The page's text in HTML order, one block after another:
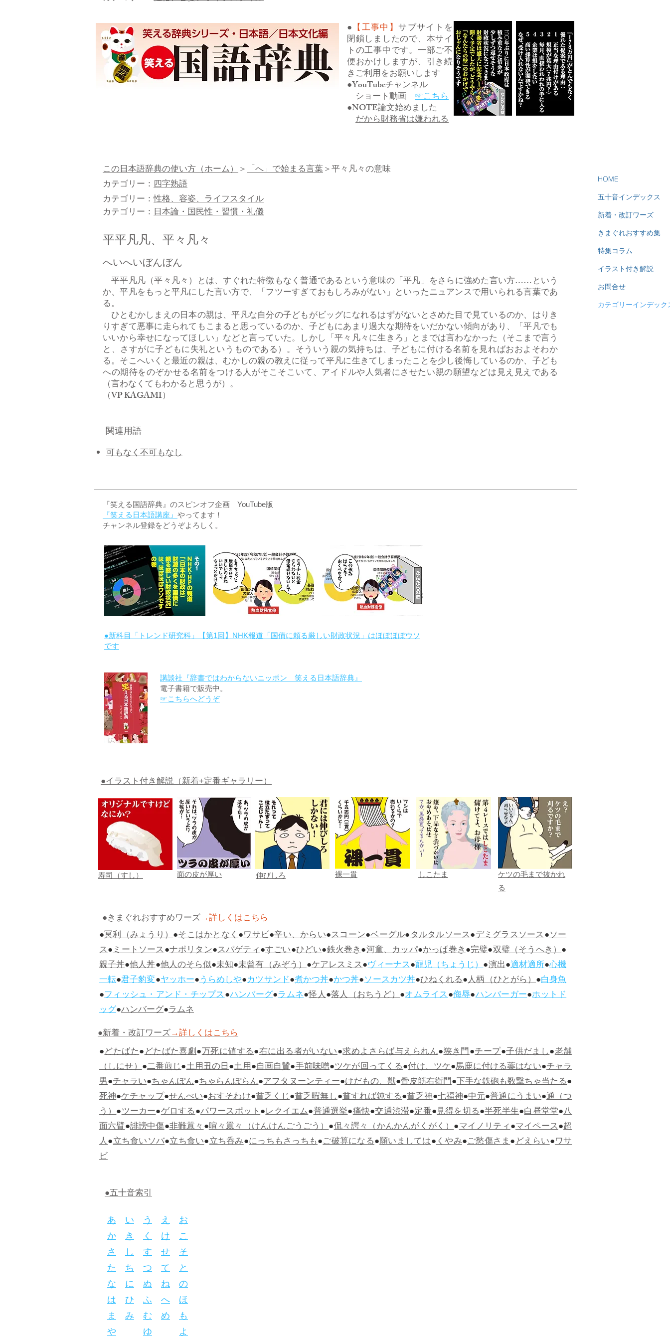
● 【工事中】サブサイトを
閉鎖しましたので、本サイ
トの工事中です。一部ご不
便おかけしますが、引き続
きご利用をお願いします
●YouTubeチャンネル
ショート動画 ☞こちら
●NOTE論文始めました
だから財務省は嫌われる
この日本語辞典の使い方（ホーム）＞「へ」で始まる言葉＞平々凡々の意味​
カテゴリー： 四字熟語
カテゴリー：性格、容姿、ライフスタイル
カテゴリー： 日本論・国民性・習慣・礼儀
平平凡凡、平々凡々
へいへいぼんぼん
平平凡凡（平々凡々）とは、すぐれた特徴もなく普通であるという意味の「平凡」をさらに強めた言い方……という
か、平凡をもっと平凡にした言い方で、「フツーすぎておもしろみがない」といったニュアンスで用いられる言葉であ
る。
ひとむかしまえの日本の親は、平凡な自分の子どもがビッグになれるはずがないとさめた目で見ているのか、はりき
りすぎて悪事に走られてもこまると思っているのか、子どもにあまり過大な期待をいだかない傾向があり、「平凡でも
いいから幸せになってほしい」などと言っていた。しかし「平々凡々に生きろ」とまでは言わなかった（そこまで言う
と、さすがに子どもに失礼というものである）。そういう親の気持ちは、子どもに付ける名前を見ればおおよそわか
る。そこへいくと最近の親は、むかしの親の教えに従って平凡に生きてしまったことを少し後悔しているのか、子ども
への期待をのぞかせる名前をつける人がそこそこいて、アイドルや人気者にさせたい親の願望などは見え見えである
（言わなくてもわかると思うが）。
（VP KAGAMI）
関連用語
可もなく不可もなし
HOME
五十音インデックス
新着・改訂ワーズ
きまぐれおすすめ集
特集コラム
イラスト付き解説
お問合せ
カテゴリーインデック
『笑える国語辞典』のスピンオフ企画 YouTube版
『笑える日本語講座』 やってます！
チャンネル登録をどうぞよろしく。
●新科目「トレンド研究科」【第1回】NHK報道「国債に頼る厳しい財政状況」はほぼほぼウソ
です
講談社『辞書ではわからないニッポン 笑える日本語辞典』
電子書籍で販売中。
☞こちらへどうぞ
●イラスト付き解説（新着+定番ギャラリー）
寿司（すし） 面の皮が厚い 伸びしろ 裸一貫 しこたま
ケツの毛まで抜かれ
る
●きまぐれおすすめワーズ→詳しくはこちら
●冥利（みょうり）●そこはかとなく●ワサビ●辛い、からい●スコーン●ベーグル●タルタルソース●デミグラスソース●ソー
ス●ミートソース●ナポリタン●スパゲティ●すごい●ひどい●鉄火巻き●河童、カッパ●かっぱ巻き●完璧●双璧（そうへき）●
親子丼●他人丼●他人のそら似●未知●未曾有（みぞう）●ケアレスミス●ヴィーナス●寵児（ちょうじ）●演出●適材適所●心機
一転●君子豹変●ヤッホー●うらめしや●カツサンド●煮かつ丼●かつ丼●ソースカツ丼●ひねくれる●人柄（ひとがら）●白身魚
●フィッシュ・アンド・チップス●ハンバーグ●ラムネ●怪人●落人（おちうど）●オムライス●侮辱●ハンバーガー●ホットド
ッグ●ハンバーグ●ラムネ
●新着・改訂ワーズ→詳しくはこちら
●どたばた●どたばた喜劇●万死に値する●右に出る者がいない●求めよさらば与えられん●狭き門●チープ●子供だまし●老舗
（しにせ）●二番煎じ●土用丑の日●土用●自画自賛●手前味噌●ツケが回ってくる●付け、ツケ●馬鹿に付ける薬はない●チャラ
男●チャラい●ちゃんぽん●ちゃらんぽらん●アフタヌーンティー●けだもの、獣●骨皮筋右衛門●下手な鉄砲も数撃ちゃ当たる●
死神●ケチャップ●せんべい●おすそわけ●貧乏くじ●貧乏暇無し●貧すれば鈍する●貧乏神●七福神●中元●普通にうまい●通（つ
う）●ツーカー●ゲロする●パワースポット●レクイエム●普通選挙●痛快●交通渋滞●定番●見得を切る●半死半生●白昼堂堂●八
面六臂●誹謗中傷●非難囂々●喧々囂々（けんけんごうごう）●侃々諤々（かんかんがくがく）●マイノリティ●マイペース●超
人●立ち食いソバ●立ち食い●立ち呑み●にっちもさっちも●ご破算になる●願いましては●くやみ●ご愁傷さま●どえらい●ワサ
ビ
●五十音索引
あ い う え お
か き く け こ
さ し す せ そ
た ち つ て と
な に ぬ ね の
は ひ ふ へ ほ
ま み む め も
や
ゆ
よ